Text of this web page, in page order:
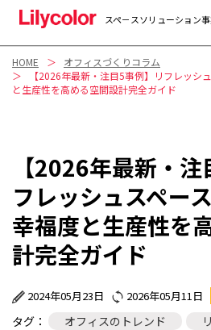
スペ－スソリューション
HOME
オフィスづくりコラム
【2026年最新・注目5事例】リフレッシ
と生産性を高める空間設計完全ガイド
【2026年最新・
フレッシュスペー
幸福度と生産性を
計完全ガイド
2024年05月23日 2026年05月11日
タグ： オフィスのトレンド